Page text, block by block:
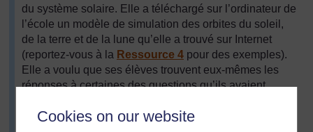
Cookies on our website
du système solaire. Elle a téléchargé sur l’ordinateur de
l’école un modèle de simulation des orbites du soleil,
de la terre et de la lune qu’elle a trouvé sur Internet
(reportez-vous à la Ressource 4 pour des exemples).
Elle a voulu que ses élèves trouvent eux-mêmes les
réponses à certaines des questions qu’ils avaient
planètes. Les questions étaient listées sur une feuille à